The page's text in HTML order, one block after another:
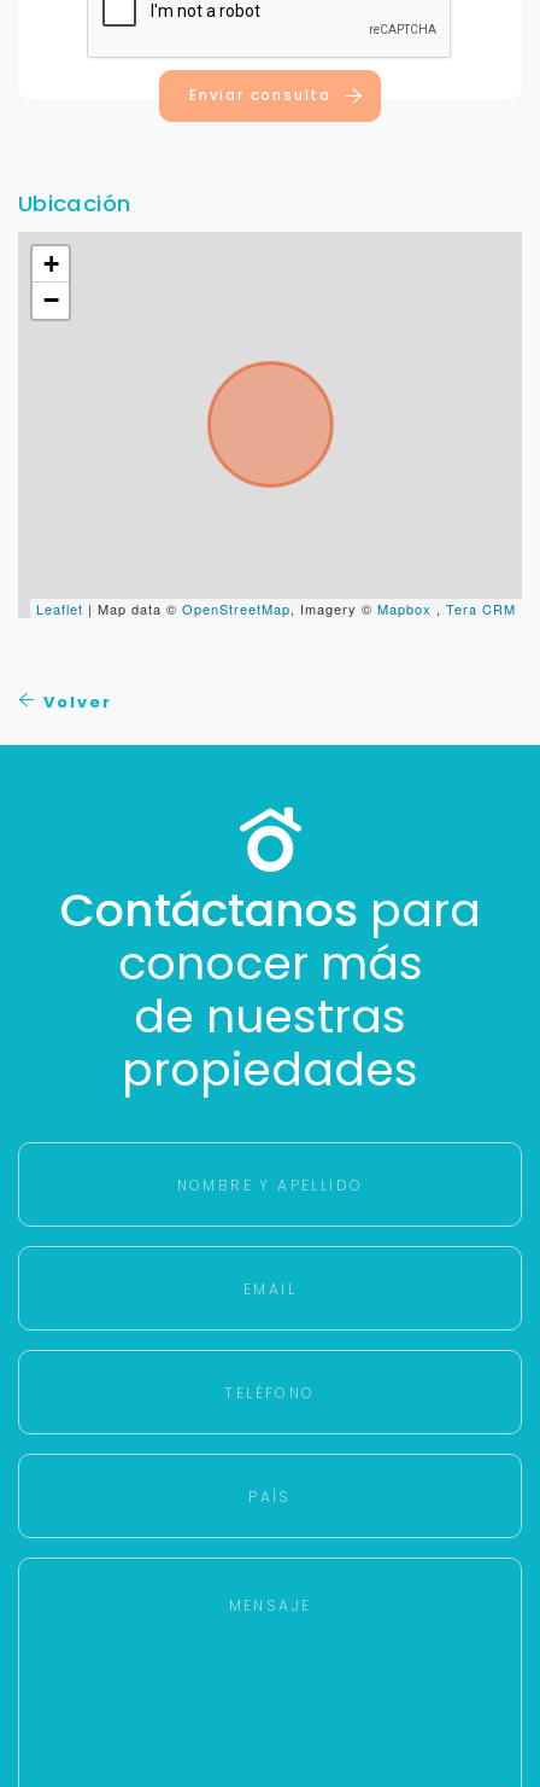
Enviar consulta
Ubicación
+
−
Leaflet | Map data © OpenStreetMap, Imagery © Mapbox , Tera CRM
Volver
Contáctanos para
conocer más
de nuestras
propiedades